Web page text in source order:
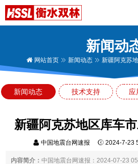
新闻动
网站首页 新闻动态 新疆阿克苏
新闻动态 技术支持 应
新疆阿克苏地区库车
中国地震台网速报 2024-7-23
内容简介：中国地震台网速报：2024-07-23